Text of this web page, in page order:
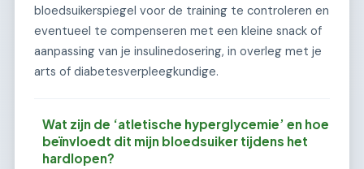
bloedsuikerspiegel voor de training te controleren en
eventueel te compenseren met een kleine snack of
aanpassing van je insulinedosering, in overleg met je
arts of diabetesverpleegkundige.
Wat zijn de ‘atletische hyperglycemie’ en hoe
beïnvloedt dit mijn bloedsuiker tijdens het
hardlopen?